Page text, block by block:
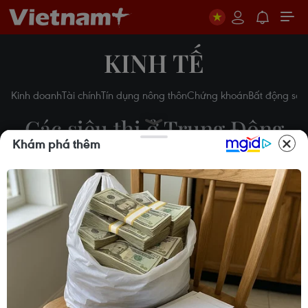
KINH TẾ
Kinh doanhTài chínhTín dụng nông thônChứng khoánBất động sản
Các siêu thị ở Trung Đông
'đua nhau' tẩy chay hàng hóa
Pháp
Vi Diệu
27/10/2020 02:43
Khám phá thêm